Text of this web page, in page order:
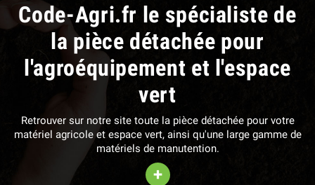
Code-Agri.fr le spécialiste de
la pièce détachée pour
l'agroéquipement et l'espace
vert
Retrouver sur notre site toute la pièce détachée pour votre
matériel agricole et espace vert, ainsi qu'une large gamme de
matériels de manutention.
+